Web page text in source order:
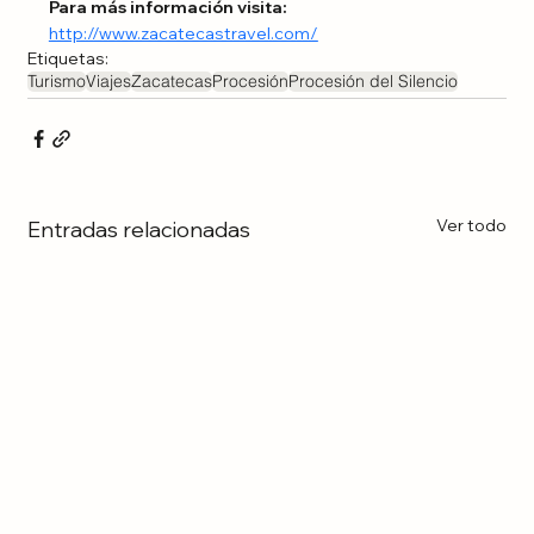
Para más información visita:
http://www.zacatecastravel.com/
Etiquetas:
TurismoViajesZacatecasProcesiónProcesión del Silencio
Entradas relacionadas Ver todo